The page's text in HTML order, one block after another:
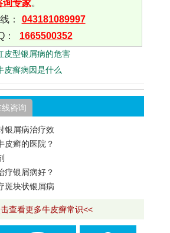
询专家。
：
043181089997
：
1665500352
皮型银屑病的危害
皮癣病因是什么
线咨询
银屑病治疗效
皮癣的医院？
疗银屑病好？
斑块状银屑病
查看更多牛皮癣常识<<